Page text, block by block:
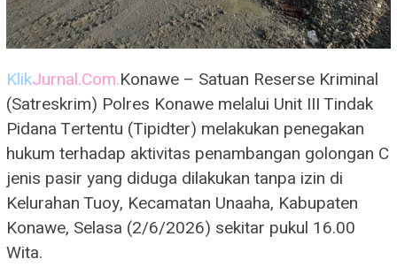
KlikJurnal.Com.Konawe – Satuan Reserse Kriminal
(Satreskrim) Polres Konawe melalui Unit III Tindak
Pidana Tertentu (Tipidter) melakukan penegakan
hukum terhadap aktivitas penambangan golongan C
jenis pasir yang diduga dilakukan tanpa izin di
Kelurahan Tuoy, Kecamatan Unaaha, Kabupaten
Konawe, Selasa (2/6/2026) sekitar pukul 16.00
Wita.